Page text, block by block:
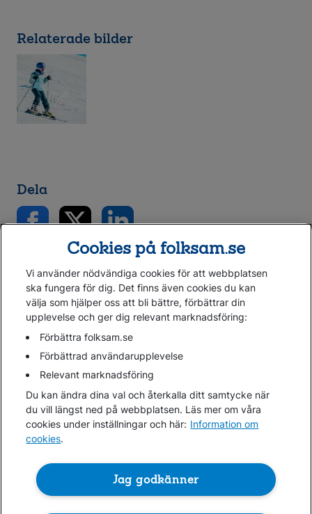
Relaterade bilder
Dela
Gå direkt till...
Folksam.se
Finansiell information
Lediga jobb
Cookies
Hantera cookies
Personuppgifter GDPR
Cookies på folksam.se
Vi använder nödvändiga cookies för att webbplatsen
ska fungera för dig. Det finns även cookies du kan
välja som hjälper oss att bli bättre, förbättrar din
upplevelse och ger dig relevant marknadsföring:
Förbättra folksam.se
Förbättrad användarupplevelse
Relevant marknadsföring
Du kan ändra dina val och återkalla ditt samtycke när
du vill längst ned på webbplatsen. Läs mer om våra
cookies under inställningar och här: Information om
cookies.
Jag godkänner